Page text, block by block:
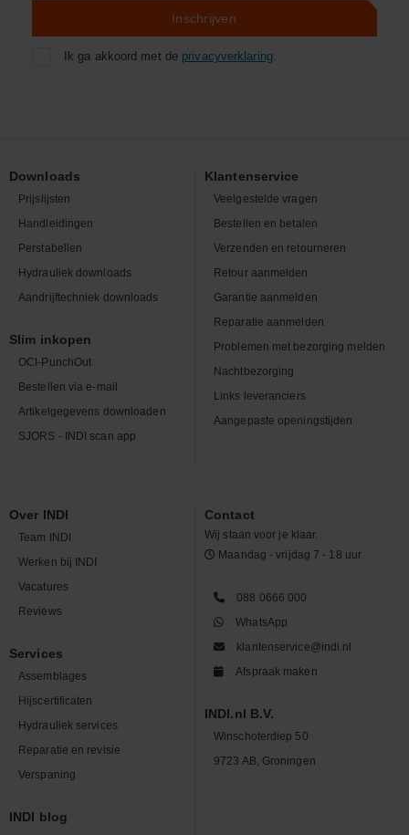
Inschrijven
Ik ga akkoord met de privacyverklaring.
Downloads
Prijslijsten
Handleidingen
Perstabellen
Hydrauliek downloads
Aandrijftechniek downloads
Slim inkopen
OCI-PunchOut
Bestellen via e-mail
Artikelgegevens downloaden
SJORS - INDI scan app
Klantenservice
Veelgestelde vragen
Bestellen en betalen
Verzenden en retourneren
Retour aanmelden
Garantie aanmelden
Reparatie aanmelden
Problemen met bezorging melden
Nachtbezorging
Links leveranciers
Aangepaste openingstijden
Over INDI
Team INDI
Werken bij INDI
Vacatures
Reviews
Services
Assemblages
Hijscertificaten
Hydrauliek services
Reparatie en revisie
Verspaning
INDI blog
Contact
Wij staan voor je klaar.
Maandag - vrijdag 7 - 18 uur
088 0666 000
WhatsApp
klantenservice@indi.nl
Afspraak maken
INDI.nl B.V.
Winschoterdiep 50
9723 AB, Groningen